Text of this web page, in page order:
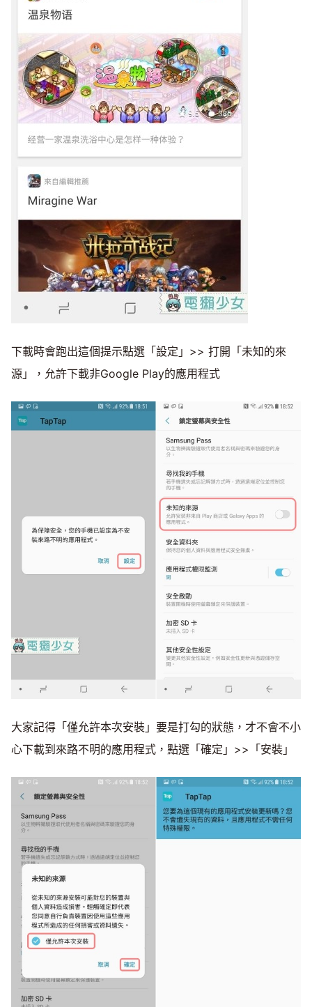
下載時會跑出這個提示點選「設定」>> 打開「未知的來
源」，允許下載非Google Play的應用程式
大家記得「僅允許本次安裝」要是打勾的狀態，才不會不小
心下載到來路不明的應用程式，點選「確定」>>「安裝」